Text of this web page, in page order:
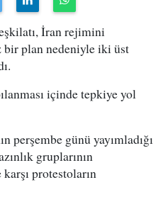
İran rejimini
bir plan nedeniyle iki üst
içinde tepkiye yol
perşembe günü yayımladığı
gruplarının
protestoların